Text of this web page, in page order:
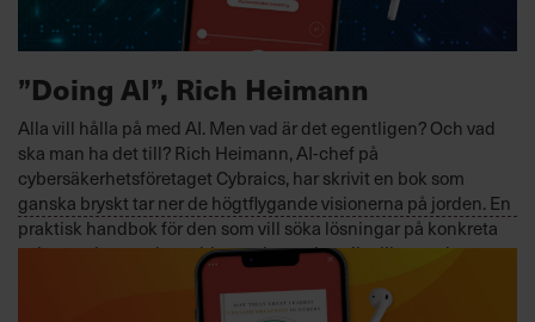
”Doing AI”, Rich Heimann
Alla vill hålla på med AI. Men vad är det egentligen? Och vad
ska man ha det till? Rich Heimann, AI-chef på
cybersäkerhetsföretaget Cybraics, har skrivit en bok som
ganska bryskt tar ner de högtflygande visionerna på jorden. En
praktisk handbok för den som vill söka lösningar på konkreta
och nu existerande problem och som handlar lika mycket om
VERKSAMHETSUTVECKLING